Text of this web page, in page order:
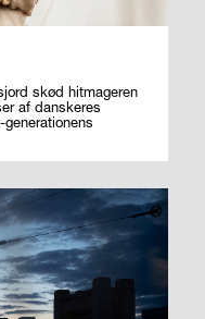
skød hitmageren
af ­danskeres